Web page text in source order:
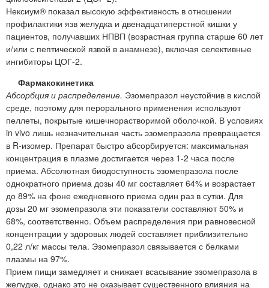
Нексиум® показал высокую эффективность в отношении
профилактики язв желудка и двенадцатиперстной кишки у
пациентов, получавших НПВП (возрастная группа старше 60 лет
и/или с пептической язвой в анамнезе), включая селективные
ингибиторы ЦОГ-2.
Фармакокинетика
Абсорбция и распределение. Эзомепразол неустойчив в кислой
среде, поэтому для перорального применения используют
пеллеты, покрытые кишечнорастворимой оболочкой. В условиях
in vivo лишь незначительная часть эзомепразола превращается
в R-изомер. Препарат быстро абсорбируется: максимальная
концентрация в плазме достигается через 1-2 часа после
приема. Абсолютная биодоступность эзомепразола после
однократного приема дозы 40 мг составляет 64% и возрастает
до 89% на фоне ежедневного приема один раз в сутки. Для
дозы 20 мг эзомепразола эти показатели составляют 50% и
68%, соответственно. Объем распределения при равновесной
концентрации у здоровых людей составляет приблизительно
0,22 л/кг массы тела. Эзомепразол связывается с белками
плазмы на 97%.
Прием пищи замедляет и снижает всасывание эзомепразола в
желудке, однако это не оказывает существенного влияния на